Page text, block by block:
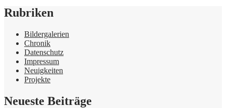
Rubriken
Bildergalerien
Chronik
Datenschutz
Impressum
Neuigkeiten
Projekte
Neueste Beiträge